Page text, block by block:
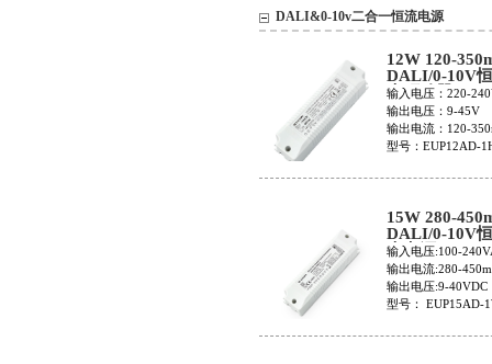
DALI&0-10v二合一恒流电源
12W 120-
DALI/0-10V
光驱动器
1HMC-M
输入电压：220-
输出电压：9-45V
输出电流：120-
型号：EUP12AD-
15W 280-
DALI/0-10V
光电源
1WMC-0
输入电压:100-
输出电流:280-
输出电压:9-40VDC
型号： EUP15AD-